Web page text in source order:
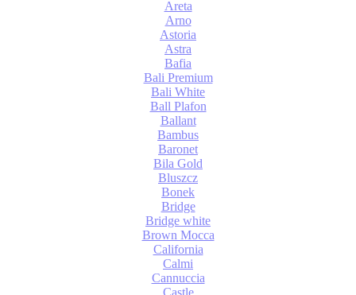
Areta
Arno
Astoria
Astra
Bafia
Bali Premium
Bali White
Ball Plafon
Ballant
Bambus
Baronet
Bila Gold
Bluszcz
Bonek
Bridge
Bridge white
Brown Mocca
California
Calmi
Cannuccia
Castle